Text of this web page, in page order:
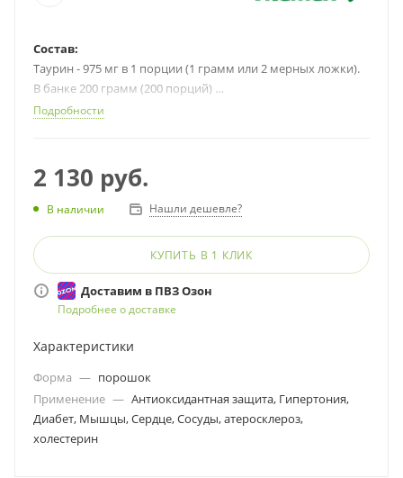
Состав:
Таурин - 975 мг в 1 порции (1 грамм или 2 мерных ложки).
В банке 200 грамм (200 порций)
Применение:
Подробности
2 130 руб.
В наличии Нашли дешевле?
КУПИТЬ В 1 КЛИК
Доставим в ПВЗ Озон
Подробнее о доставке
Характеристики
Форма — порошок
Применение — Антиоксидантная защита, Гипертония,
Диабет, Мышцы, Сердце, Сосуды, атеросклероз,
холестерин